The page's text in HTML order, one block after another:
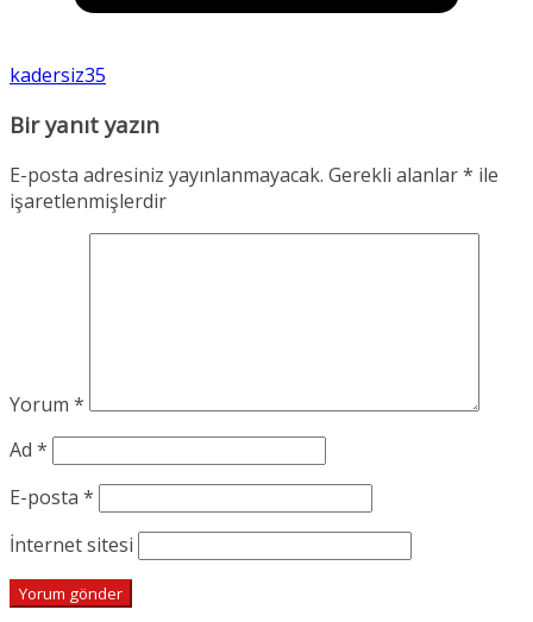
kadersiz35
Bir yanıt yazın
E-posta adresiniz yayınlanmayacak. Gerekli alanlar* ile
işaretlenmişlerdir
Yorum *
Ad *
E-posta *
İnternet sitesi